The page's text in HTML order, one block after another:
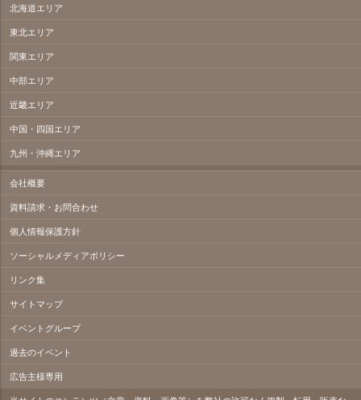
北海道エリア
東北エリア
関東エリア
中部エリア
近畿エリア
中国・四国エリア
九州・沖縄エリア
会社概要
資料請求・お問合わせ
個人情報保護方針
ソーシャルメディアポリシー
リンク集
サイトマップ
イベントグループ
過去のイベント
広告主様専用